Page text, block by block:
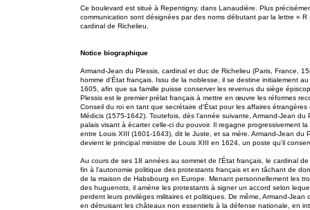
Ce boulevard est situé à Repentigny, dans Lanaudière. Plus
communication sont désignées par des noms débutant par la lettre «
cardinal de Richelieu.
Notice biographique
Armand-Jean du Plessis, cardinal et duc de Richelieu (Paris, France,
homme d'État français. Issu de la noblesse, il se destine initialement
1605, afin que sa famille puisse conserver les revenus du siège
Plessis est le premier prélat français à mettre en œuvre les réformes
Conseil du roi en tant que secrétaire d'État pour les affaires
Médicis (1575-1642). Toutefois, dès l'année suivante, Armand-Jean
palais visant à écarter celle-ci du pouvoir. Il regagne progressivement
entre Louis XIII (1601-1643), dit le Juste, et sa mère. Armand-Jean du
devient le principal ministre de Louis XIII en 1624, un poste qu'il
Au cours de ses 18 années au sommet de l'État français, le cardinal
fin à l'autonomie politique des protestants français et en tâchant de
de la maison de Habsbourg en Europe. Menant personnellement les
des huguenots, il amène les protestants à signer un accord selon
perdent leurs privilèges militaires et politiques. De même, Armand-
en détruisant les châteaux non essentiels à la défense nationale, en